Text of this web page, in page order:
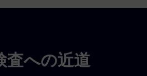
査への近道